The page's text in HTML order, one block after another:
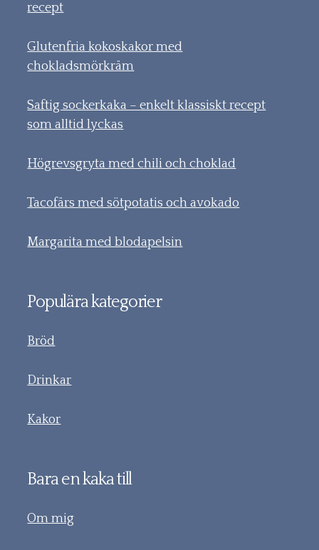
recept
Glutenfria kokoskakor med
chokladsmörkräm
Saftig sockerkaka – enkelt klassiskt recept
som alltid lyckas
Högrevsgryta med chili och choklad
Tacofärs med sötpotatis och avokado
Margarita med blodapelsin
Populära kategorier
Bröd
Drinkar
Kakor
Bara en kaka till
Om mig